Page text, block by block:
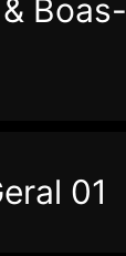
Boas-
01